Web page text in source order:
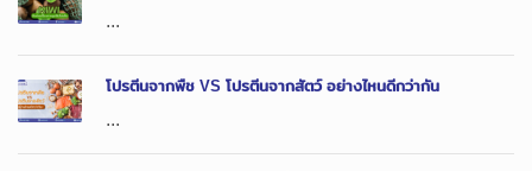
...
โปรตีนจากพืช VS โปรตีนจากสัตว์ อย่างไหนดีกว่ากัน
...